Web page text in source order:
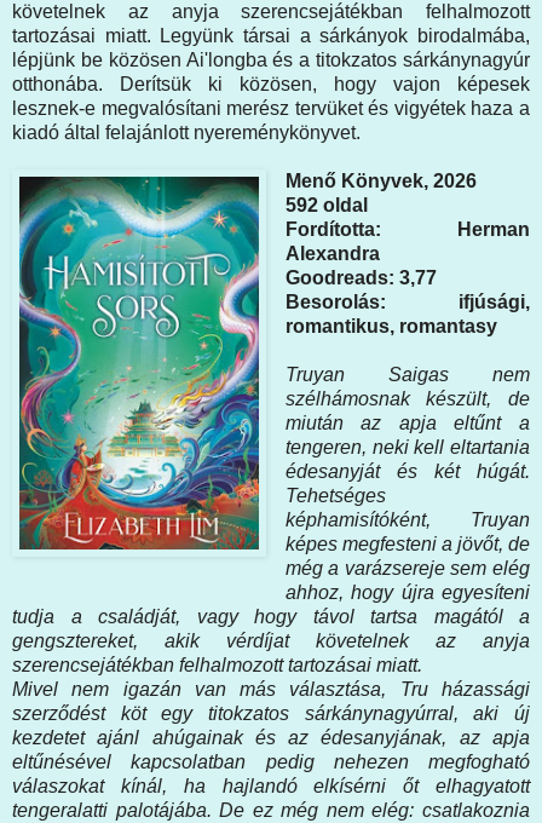
követelnek az anyja szerencsejátékban felhalmozott
tartozásai miatt. Legyünk társai a sárkányok birodalmába,
lépjünk be közösen Ai'longba és a titokzatos sárkánynagyúr
otthonába. Derítsük ki közösen, hogy vajon képesek
lesznek-e megvalósítani merész tervüket és vigyétek haza a
kiadó által felajánlott nyereménykönyvet.
Menő Könyvek, 2026
592 oldal
Fordította: Herman
Alexandra
Goodreads: 3,77
Besorolás: ifjúsági,
romantikus, romantasy
Truyan Saigas nem
szélhámosnak készült, de
miután az apja eltűnt a
tengeren, neki kell eltartania
édesanyját és két húgát.
Tehetséges
képhamisítóként, Truyan
képes megfesteni a jövőt, de
még a varázsereje sem elég
ahhoz, hogy újra egyesíteni
tudja a családját, vagy hogy távol tartsa magától a
gengsztereket, akik vérdíjat követelnek az anyja
szerencsejátékban felhalmozott tartozásai miatt.
Mivel nem igazán van más választása, Tru házassági
szerződést köt egy titokzatos sárkánynagyúrral, aki új
kezdetet ajánl ahúgainak és az édesanyjának, az apja
eltűnésével kapcsolatban pedig nehezen megfogható
válaszokat kínál, ha hajlandó elkísérni őt elhagyatott
tengeralatti palotájába. De ez még nem elég: csatlakoznia